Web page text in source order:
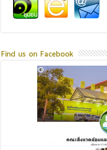
Find us on Facebook